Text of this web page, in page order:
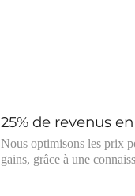
25% de revenus
Nous optimisons les prix
gains, grâce à une